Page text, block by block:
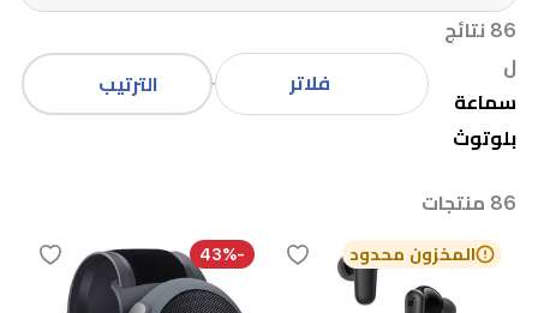
86 نتائج
ل
سماعة
بلوتوث
فلاتر الترتيب
86 منتجات
المخزون محدود -43%